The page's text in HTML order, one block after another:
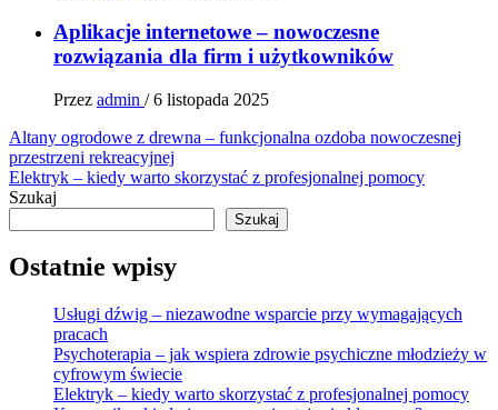
Aplikacje internetowe – nowoczesne
rozwiązania dla firm i użytkowników
Przez admin / 6 listopada 2025
Nawigacja
wpisu
Altany ogrodowe z drewna – funkcjonalna ozdoba nowoczesnej
przestrzeni rekreacyjnej
Elektryk – kiedy warto skorzystać z profesjonalnej pomocy
Szukaj
Szukaj
Ostatnie wpisy
Usługi dźwig – niezawodne wsparcie przy wymagających
pracach
Psychoterapia – jak wspiera zdrowie psychiczne młodzieży w
cyfrowym świecie
Elektryk – kiedy warto skorzystać z profesjonalnej pomocy